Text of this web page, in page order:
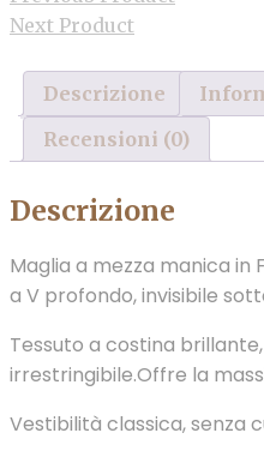
Next Product
Descrizione
Recensioni (0)
Descrizione
Maglia a mezza manica in
a V profondo, invisibile
Tessuto a costina
irrestringibile.Offre la
Vestibilità classica, senza